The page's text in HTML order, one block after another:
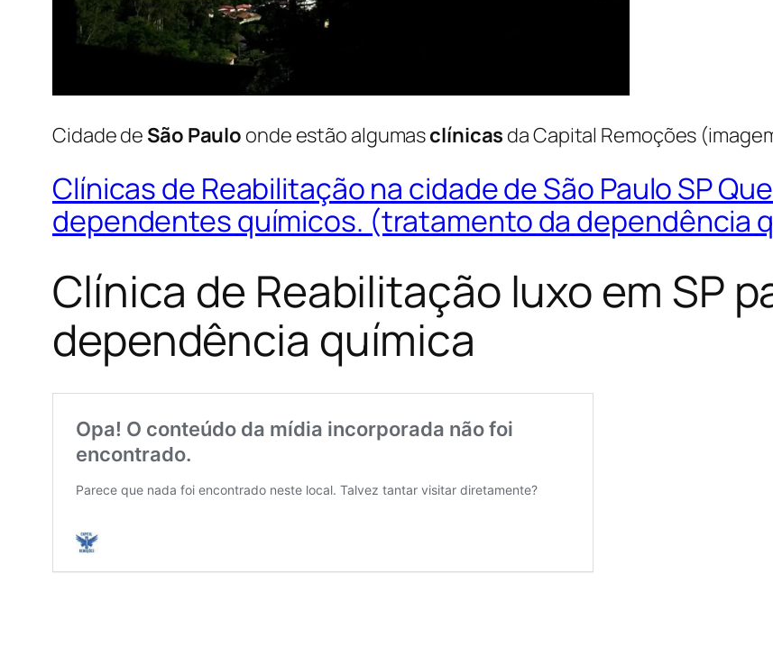
Cidade de São Paulo onde estão algumasclínicas da Capital Remoções
Clínicas de Reabilitação na cidade de São Paulo SP
dependentes químicos. (tratamento da dependência
Clínica de Reabilitação luxo em SP
dependência química